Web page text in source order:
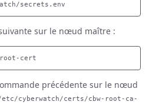
sur le nœud maître :
précédente sur le nœud
cyberwatch/certs/cbw-root-ca-